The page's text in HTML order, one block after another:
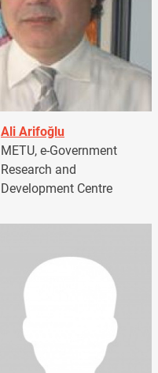
Ali Arifoğlu
METU, e-Government
Research and
Development Centre